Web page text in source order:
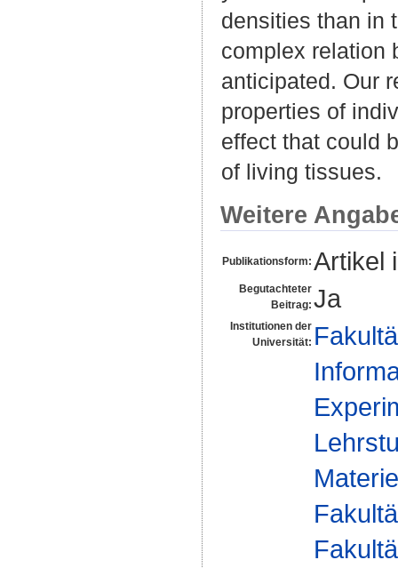
densities than in
complex relation
anticipated. Our
properties of
effect that could
of living tissues.
Weitere
Publikationsform: Artikel
Begutachteter
Beitrag: Ja
Institutionen der
Universität: